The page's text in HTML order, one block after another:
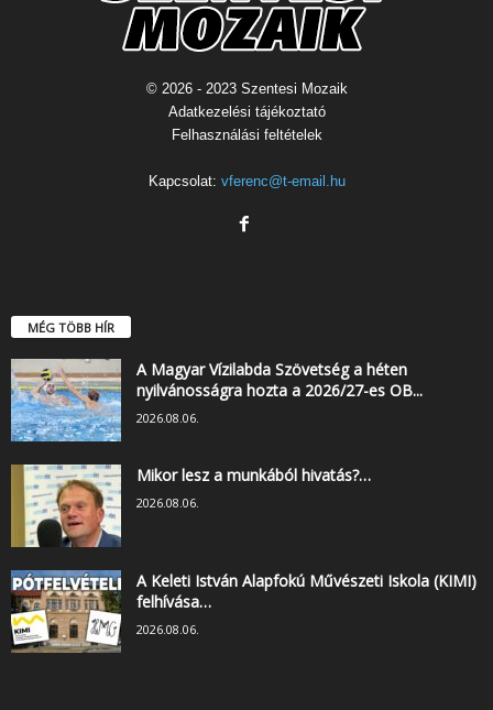
© 2026 - 2023 Szentesi Mozaik
Adatkezelési tájékoztató
Felhasználási feltételek
Kapcsolat: vferenc@t-email.hu
MÉG TÖBB HÍR
A Magyar Vízilabda Szövetség a héten
nyilvánosságra hozta a 2026/27-es OB...
2026.08.06.
Mikor lesz a munkából hivatás?…
2026.08.06.
A Keleti István Alapfokú Művészeti Iskola (KIMI)
felhívása…
2026.08.06.